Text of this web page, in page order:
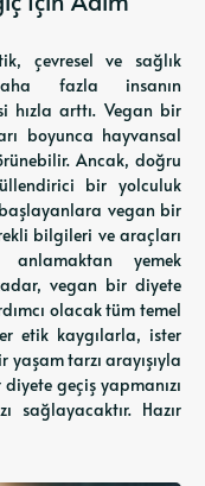
çevresel ve sağlık
fazla insanın
hızla arttı. Vegan bir
boyunca hayvansal
Ancak, doğru
bir yolculuk
vegan bir
bilgileri ve araçları
anlamaktan yemek
vegan bir diyete
olacak tüm temel
etik kaygılarla, ister
yaşam tarzı arayışıyla
geçiş yapmanızı
sağlayacaktır. Hazır